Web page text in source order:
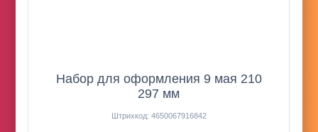
Набор для оформления 9 мая 210
297 мм
Штрихкод: 4650067916842